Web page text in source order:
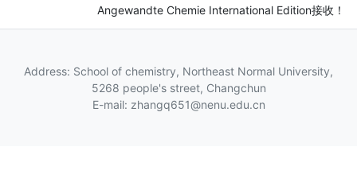
Angewandte Chemie International Edition接收！
Address: School of chemistry, Northeast Normal University,
5268 people's street, Changchun
E-mail: zhangq651@nenu.edu.cn